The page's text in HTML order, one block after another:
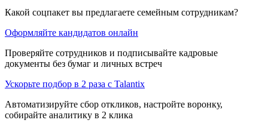
Какой соцпакет вы предлагаете семейным сотрудникам?
Оформляйте кандидатов онлайн
Проверяйте сотрудников и подписывайте кадровые
документы без бумаг и личных встреч
Ускорьте подбор в 2 раза с Talantix
Автоматизируйте сбор откликов, настройте воронку,
собирайте аналитику в 2 клика